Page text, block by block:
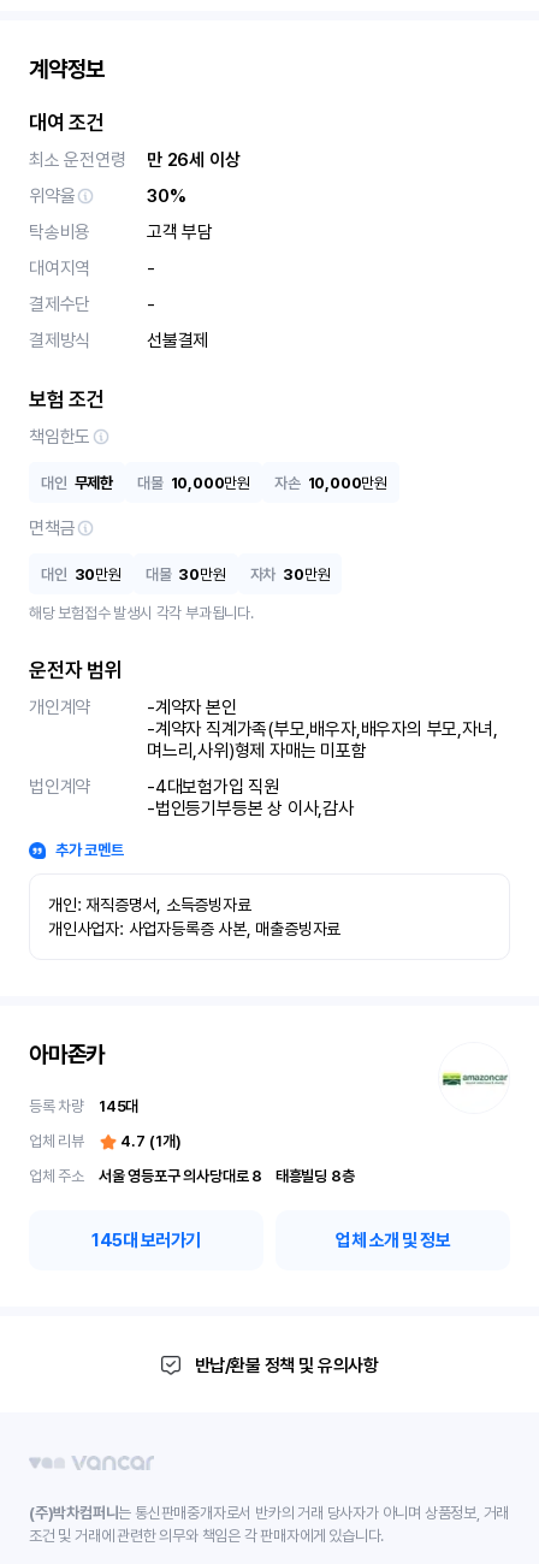
계약정보
대여 조건
최소 운전연령
만 26세 이상
위약율
30%
탁송비용
고객 부담
대여지역
-
결제수단
-
결제방식
선불결제
보험 조건
책임한도
대인 무제한 대물 10,000만원 자손 10,000만원
면책금
대인 30만원 대물 30만원 자차 30만원
해당 보험접수 발생시 각각 부과됩니다.
운전자 범위
개인계약
-계약자 본인
-계약자 직계가족(부모,배우자,배우자의 부모,자녀,
며느리,사위)형제 자매는 미포함
법인계약
-4대보험가입 직원
-법인등기부등본 상 이사,감사
추가 코멘트
개인: 재직증명서, 소득증빙자료
개인사업자: 사업자등록증 사본, 매출증빙자료
아마존카
등록 차량 145대
업체 리뷰
4.7 (1개)
업체 주소
서울 영등포구 의사당대로 8	 태흥빌딩 8층
145대 보러가기 업체 소개 및 정보
반납/환불 정책 및 유의사항
(주)박차컴퍼니는 통신판매중개자로서 반카의 거래 당사자가 아니며 상품정보, 거래
조건 및 거래에 관련한 의무와 책임은 각 판매자에게 있습니다.